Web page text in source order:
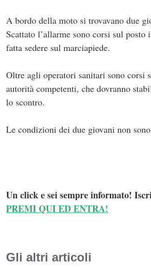
A bordo della moto si trovavano due
Scattato l’allarme sono corsi sul
fatta sedere sul marciapiede.
Oltre agli operatori sanitari sono corsi
autorità competenti, che dovranno
lo scontro.
Le condizioni dei due giovani non
Un click e sei sempre informato!
PREMI QUI ED ENTRA!
Gli altri articoli